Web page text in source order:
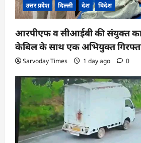
उत्तर प्रदेश दिल्ली देश विदेश
आरपीएफ व सीआईबी की संयुक्त
केबिल के साथ एक अभियुक्त
Sarvoday Times 1 day ago 0